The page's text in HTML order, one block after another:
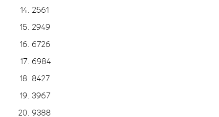
2561
2949
6726
6984
8427
3967
9388